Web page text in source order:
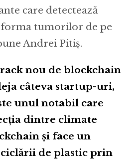
care detectează
tumorilor de pe
Andrei Pitiș.
nou de blockchain
câteva startup-uri,
unul notabil care
dintre climate
și face un
de plastic prin